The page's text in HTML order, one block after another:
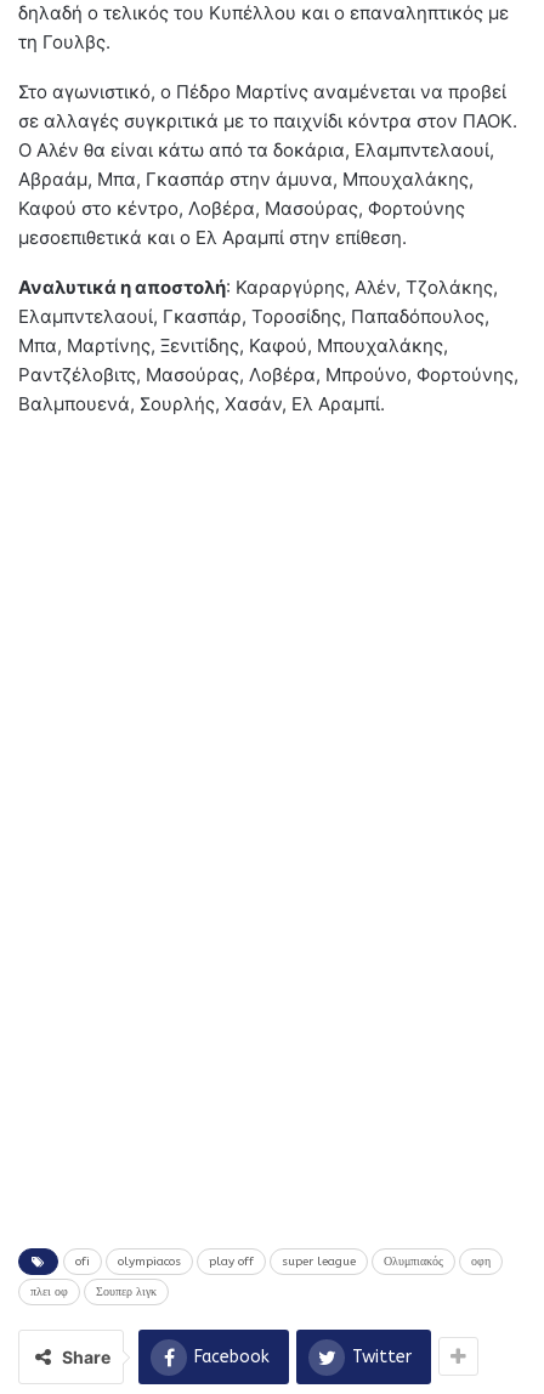
δηλαδή ο τελικός του Κυπέλλου και ο επαναληπτικός με
τη Γουλβς.
Στο αγωνιστικό, ο Πέδρο Μαρτίνς αναμένεται να προβεί
σε αλλαγές συγκριτικά με το παιχνίδι κόντρα στον ΠΑΟΚ.
Ο Αλέν θα είναι κάτω από τα δοκάρια, Ελαμπντελαουί,
Αβραάμ, Μπα, Γκασπάρ στην άμυνα, Μπουχαλάκης,
Καφού στο κέντρο, Λοβέρα, Μασούρας, Φορτούνης
μεσοεπιθετικά και ο Ελ Αραμπί στην επίθεση.
Αναλυτικά η αποστολή: Καραργύρης, Αλέν, Τζολάκης,
Ελαμπντελαουί, Γκασπάρ, Τοροσίδης, Παπαδόπουλος,
Μπα, Μαρτίνης, Ξενιτίδης, Καφού, Μπουχαλάκης,
Ραντζέλοβιτς, Μασούρας, Λοβέρα, Μπρούνο, Φορτούνης,
Βαλμπουενά, Σουρλής, Χασάν, Ελ Αραμπί.
ofi olympiacos play off super league Ολυμπιακός οφη
πλει οφ Σουπερ λιγκ
Share Facebook Twitter